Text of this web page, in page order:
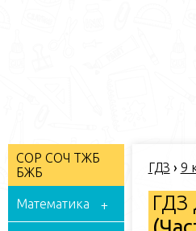
СОР СОЧ ТЖБ
БЖБ
Математика
ГДЗ › 9
ГДЗ